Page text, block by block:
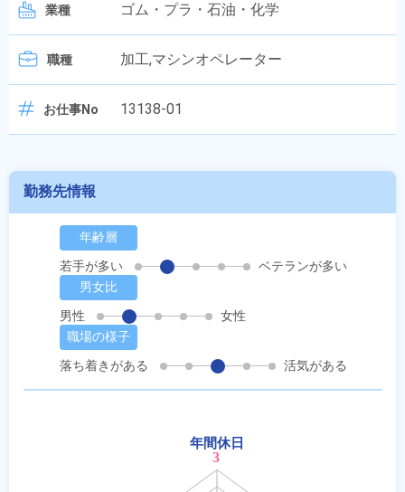
業種 ゴム・プラ・石油・化学
職種 加工,マシンオペレーター
お仕事No 13138-01
勤務先情報
年齢層
若手が多い
ベテランが多い
男女比
男性
女性
職場の様子
落ち着きがある
活気がある